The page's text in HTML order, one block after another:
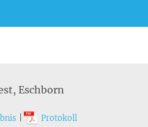
Eschborn
Protokoll